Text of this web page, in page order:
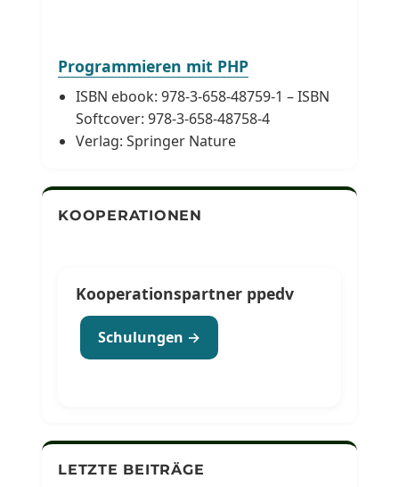
Programmieren mit PHP
ISBN ebook: 978-3-658-48759-1 – ISBN
Softcover: 978-3-658-48758-4
Verlag: Springer Nature
KOOPERATIONEN
Kooperationspartner ppedv
Schulungen →
LETZTE BEITRÄGE